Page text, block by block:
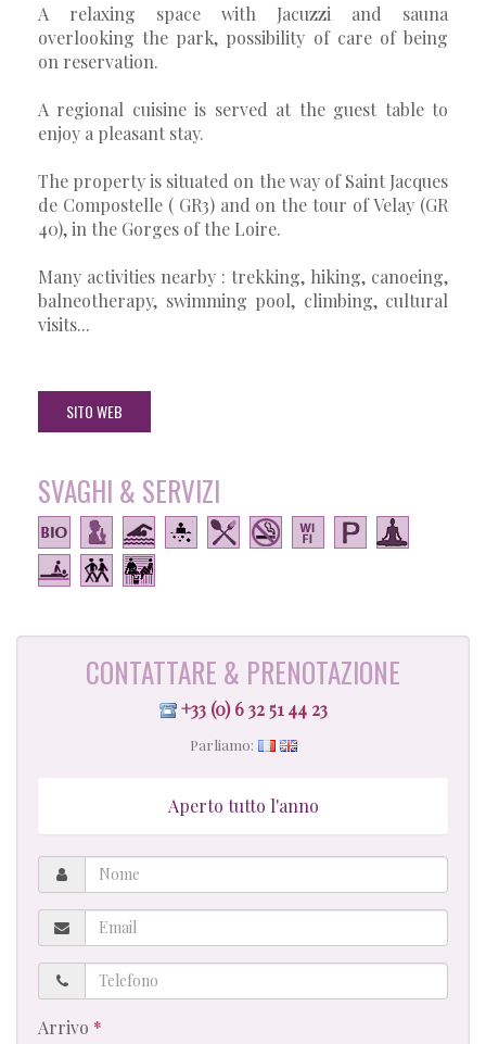
A relaxing space with Jacuzzi and sauna
overlooking the park, possibility of care of being
on reservation.
A regional cuisine is served at the guest table to
enjoy a pleasant stay.
The property is situated on the way of Saint Jacques
de Compostelle ( GR3) and on the tour of Velay (GR
40), in the Gorges of the Loire.
Many activities nearby : trekking, hiking, canoeing,
balneotherapy, swimming pool, climbing, cultural
visits...
SITO WEB
SVAGHI & SERVIZI
CONTATTARE & PRENOTAZIONE
+33 (0) 6 32 51 44 23
Parliamo:
Aperto tutto l'anno
Nome
Email
Telefono
Arrivo